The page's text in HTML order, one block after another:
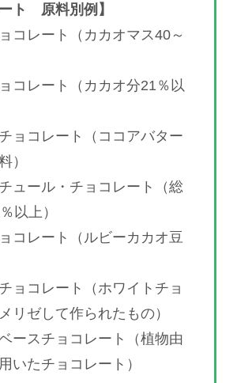
ト 原料別例】
コレート（カカオマス40～
コレート（カカオ分21％以
ョコレート（ココアバター
）
ュール・チョコレート（総
以上）
コレート（ルビーカカオ豆
ョコレート（ホワイトチョ
リゼして作られたもの）
ースチョコレート（植物由
いたチョコレート）